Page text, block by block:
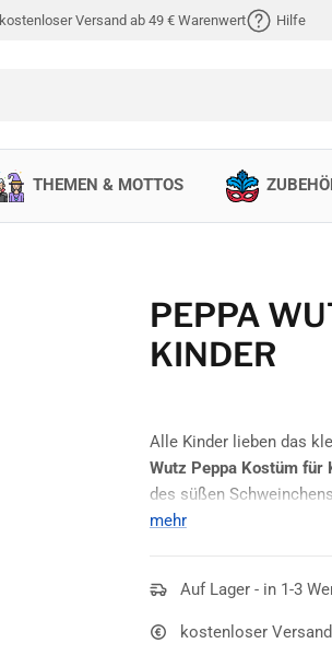
kostenloser Versand ab 49 € Warenwert Hilfe
THEMEN & MOTTOS
PEPPA
KINDER
Alle Kinder lieben das
Wutz Peppa Kostüm für
des süßen
welches auf der
mehr
Auf Lager - in 1-3
kostenloser